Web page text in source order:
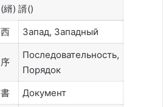
(縃) 諝()
西 Запад, Западный
序
Последовательность,
Порядок
書
Документ